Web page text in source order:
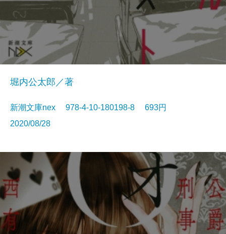
堀内公太郎／著
新潮文庫nex 978-4-10-180198-8 693円
2020/08/28